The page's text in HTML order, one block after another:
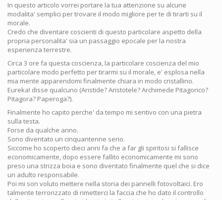
In questo articolo vorrei portare la tua attenzione su alcune
modalita' semplici per trovare il modo migliore per te di tirarti su il
morale.
Credo che diventare coscienti di questo particolare aspetto della
propria personalita' sia un passaggio epocale per la nostra
esperienza terrestre.
Circa 3 ore fa questa coscienza, la particolare coscienza del mio
particolare modo perfetto per tirarmi su il morale, e' esplosa nella
mia mente apparendomi finalmente chiara in modo cristallino.
Eureka! disse qualcuno (Aristide? Aristotele? Archimede Pitagorico?
Pitagora? Paperoga?).
Finalmente ho capito perche' da tempo mi sentivo con una pietra
sulla testa.
Forse da qualche anno.
Sono diventato un cinquantenne serio.
Siccome ho scoperto dieci anni fa che a far gli spiritosi si fallisce
economicamente, dopo essere fallito economicamente mi sono
preso una strizza boia e sono diventato finalmente quel che si dice
un adulto responsabile.
Poi mi son voluto mettere nella storia dei pannelli fotovoltaici. Ero
talmente terrorizzato di rimetterci la faccia che ho dato il controllo